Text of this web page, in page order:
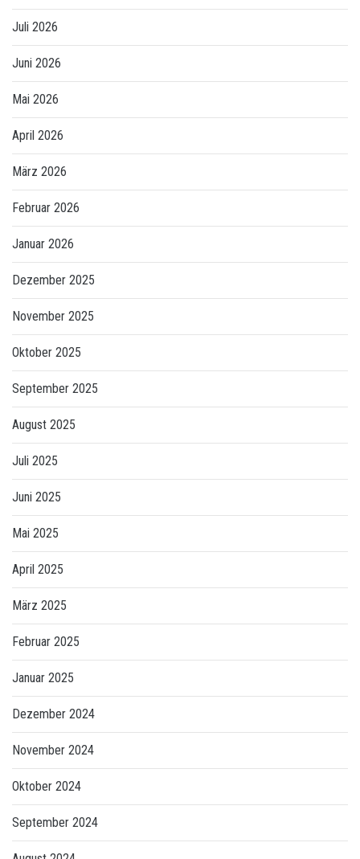
Juli 2026
Juni 2026
Mai 2026
April 2026
März 2026
Februar 2026
Januar 2026
Dezember 2025
November 2025
Oktober 2025
September 2025
August 2025
Juli 2025
Juni 2025
Mai 2025
April 2025
März 2025
Februar 2025
Januar 2025
Dezember 2024
November 2024
Oktober 2024
September 2024